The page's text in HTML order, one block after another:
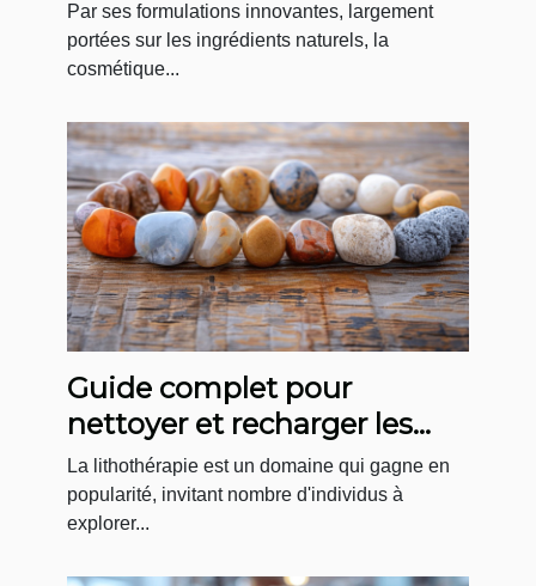
Par ses formulations innovantes, largement
portées sur les ingrédients naturels, la
cosmétique...
Guide complet pour
nettoyer et recharger les
pierres de bracelets
La lithothérapie est un domaine qui gagne en
popularité, invitant nombre d'individus à
explorer...